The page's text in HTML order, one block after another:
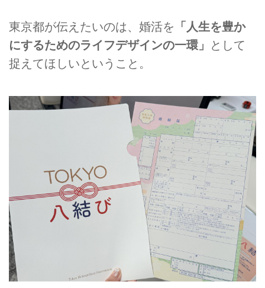
東京都が伝えたいのは、婚活を 「人生を豊か
にするためのライフデザインの一環」
として
捉えてほしいということ。